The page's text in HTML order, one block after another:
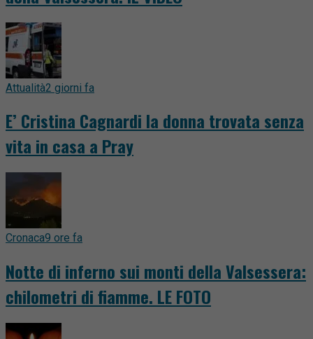
Attualità2 giorni fa
E’ Cristina Cagnardi la donna trovata senza
vita in casa a Pray
Cronaca9 ore fa
Notte di inferno sui monti della Valsessera:
chilometri di fiamme. LE FOTO